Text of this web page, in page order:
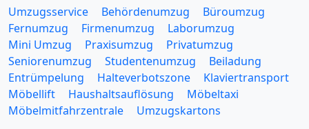
Umzugsservice Behördenumzug
Büroumzug
Fernumzug
Firmenumzug
Laborumzug
Mini Umzug
Praxisumzug
Privatumzug
Seniorenumzug
Studentenumzug
Beiladung
Entrümpelung
Halteverbotszone
Klaviertransport
Möbellift
Haushaltsauflösung
Möbeltaxi
Möbelmitfahrzentrale
Umzugskartons